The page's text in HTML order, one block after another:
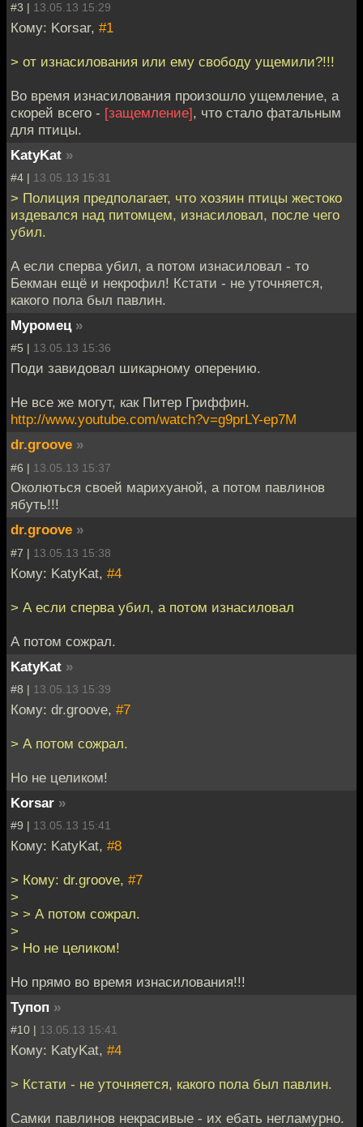
#3 | 13.05.13 15:29
Кому: Korsar, #1
> от изнасилования или ему свободу ущемили?!!!
Во время изнасилования произошло ущемление, а
скорей всего - [защемление], что стало фатальным
для птицы.
KatyKat »
#4 | 13.05.13 15:31
> Полиция предполагает, что хозяин птицы жестоко
издевался над питомцем, изнасиловал, после чего
убил.
А если сперва убил, а потом изнасиловал - то
Бекман ещё и некрофил! Кстати - не уточняется,
какого пола был павлин.
Муромец »
#5 | 13.05.13 15:36
Поди завидовал шикарному оперению.
Не все же могут, как Питер Гриффин.
http://www.youtube.com/watch?v=g9prLY-ep7M
dr.groove »
#6 | 13.05.13 15:37
Околються своей марихуаной, а потом павлинов
ябуть!!!
dr.groove »
#7 | 13.05.13 15:38
Кому: KatyKat, #4
> А если сперва убил, а потом изнасиловал
А потом сожрал.
KatyKat »
#8 | 13.05.13 15:39
Кому: dr.groove, #7
> А потом сожрал.
Но не целиком!
Korsar »
#9 | 13.05.13 15:41
Кому: KatyKat, #8
> Кому: dr.groove, #7
>
> > А потом сожрал.
>
> Но не целиком!
Но прямо во время изнасилования!!!
Тупоп »
#10 | 13.05.13 15:41
Кому: KatyKat, #4
> Кстати - не уточняется, какого пола был павлин.
Самки павлинов некрасивые - их ебать негламурно.